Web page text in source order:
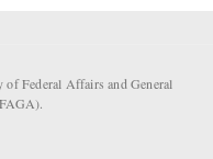
Federal Affairs and General